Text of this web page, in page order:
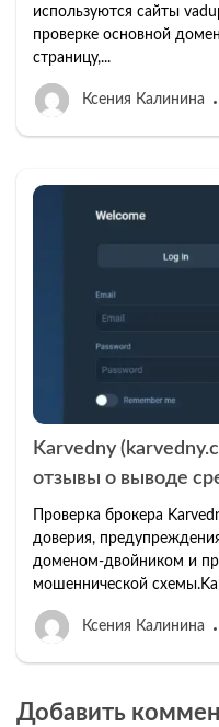
используются сайты
проверке основной
страницу,...
Ксения Калинина
Karvedny
отзывы о выводе
Проверка брокера
доверия,
доменом-двойником и
мошеннической
Ксения Калинина
Добавить